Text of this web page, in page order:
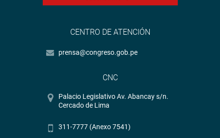
CENTRO DE ATENCIÓN
prensa@congreso.gob.pe
CNC
Palacio Legislativo Av. Abancay s/n.
Cercado de Lima
311-7777 (Anexo 7541)